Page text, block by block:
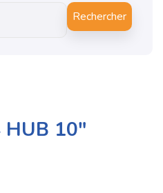
10″
Rechercher